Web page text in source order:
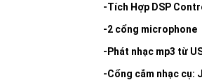
-Tích Hợp DSP
-2 cổng microphone
-Phát nhạc mp3 từ
-Cổng cắm nhạc cụ: